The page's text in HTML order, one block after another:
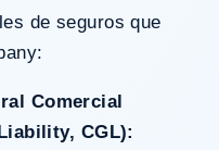
de seguros que
CGL):